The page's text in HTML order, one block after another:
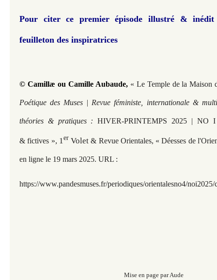
Pour citer ce premier épisode illustré & inédit
feuilleton des inspiratrices
© Camillæ ou Camille Aubaude, « Le Temple de la Maison
Poétique des Muses | Revue féministe, internationale &
théories & pratiques :HIVER-PRINTEMPS 2025 | NO I
& fictives », 1er Volet & Revue Orientales, « Déesses de
en ligne le 19 mars 2025. URL :
https://www.pandesmuses.fr/periodiques/orientalesno4/noi2025/
Mise en page par Aude